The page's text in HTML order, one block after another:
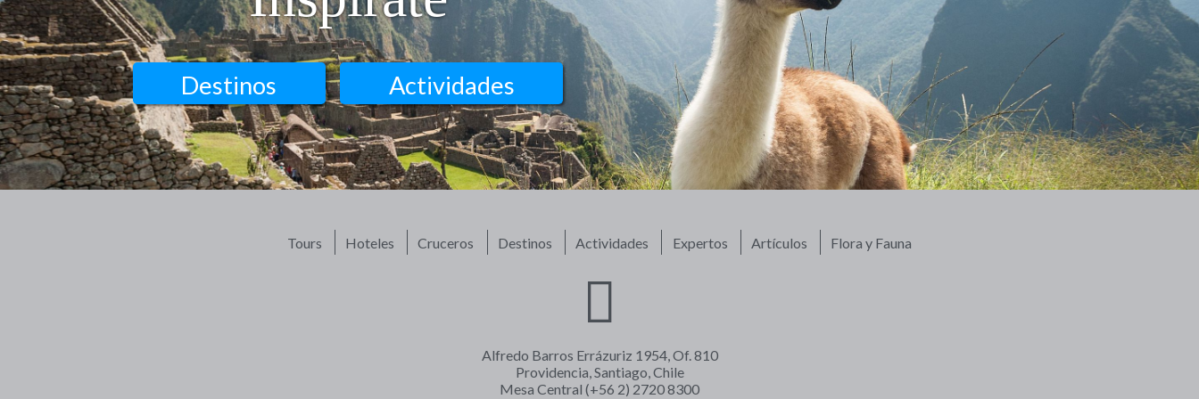
Destinos Actividades
Tours Hoteles Cruceros Destinos Actividades Expertos Artículos Flora y Fauna
Alfredo Barros Errázuriz 1954, Of. 810
Providencia, Santiago, Chile
Mesa Central (+56 2) 2720 8300